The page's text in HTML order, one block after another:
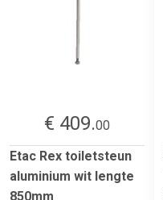
€ 409.00
Etac Rex toiletsteun
aluminium wit lengte
850mm